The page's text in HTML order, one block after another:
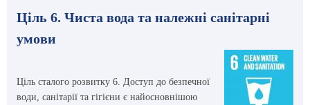
Ціль 6. Чиста вода та належні санітарні
умови
Ціль сталого розвитку 6. Доступ до безпечної
води, санітарії та гігієни є найосновнішою